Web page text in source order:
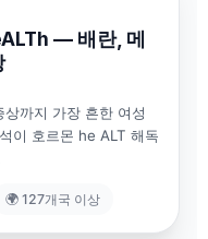
— 배란, 메
까지 가장 흔한 여성
이 호르몬 he ALT 해독
🌍 127개국 이상